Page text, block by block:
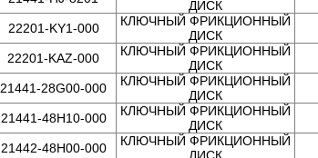
ДИСК
22201-KY1-000
КЛЮЧНЫЙ ФРИКЦИОННЫЙ
ДИСК
22201-KAZ-000
КЛЮЧНЫЙ ФРИКЦИОННЫЙ
ДИСК
21441-28G00-000
КЛЮЧНЫЙ ФРИКЦИОННЫЙ
ДИСК
21441-48H10-000
КЛЮЧНЫЙ ФРИКЦИОННЫЙ
ДИСК
21442-48H00-000
КЛЮЧНЫЙ ФРИКЦИОННЫЙ